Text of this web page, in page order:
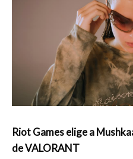
Riot Games elige a
de VALORANT